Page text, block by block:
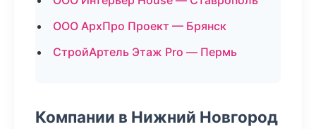
ООО АрхПро Проект — Брянск
СтройАртель Этаж Pro — Пермь
Компании в Нижний Новгород